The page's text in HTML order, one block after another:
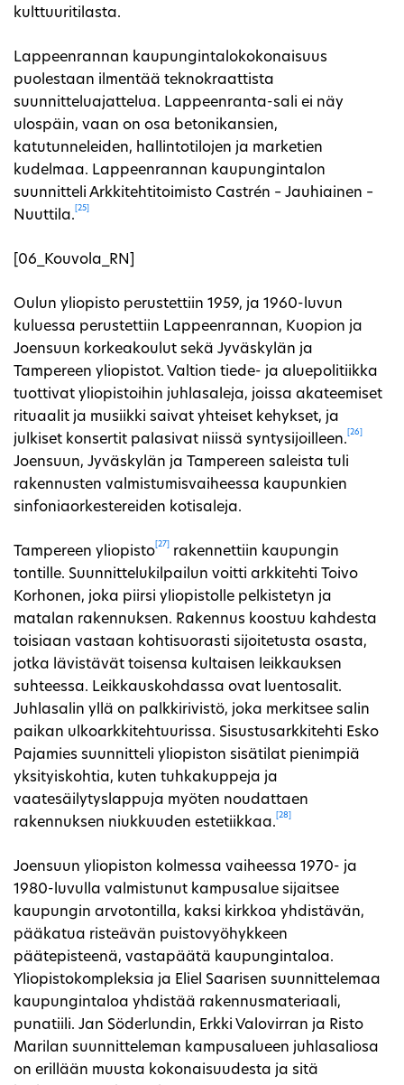
kulttuuritilasta.
Lappeenrannan kaupungintalokokonaisuus
puolestaan ilmentää teknokraattista
suunnitteluajattelua. Lappeenranta-sali ei näy
ulospäin, vaan on osa betonikansien,
katutunneleiden, hallintotilojen ja marketien
kudelmaa. Lappeenrannan kaupungintalon
suunnitteli Arkkitehtitoimisto Castrén – Jauhiainen –
Nuuttila.
[25]
[06_Kouvola_RN]
Oulun yliopisto perustettiin 1959, ja 1960-luvun
kuluessa perustettiin Lappeenrannan, Kuopion ja
Joensuun korkeakoulut sekä Jyväskylän ja
Tampereen yliopistot. Valtion tiede- ja aluepolitiikka
tuottivat yliopistoihin juhlasaleja, joissa akateemiset
rituaalit ja musiikki saivat yhteiset kehykset, ja
julkiset konsertit palasivat niissä syntysijoilleen.
[26]
Joensuun, Jyväskylän ja Tampereen saleista tuli
rakennusten valmistumisvaiheessa kaupunkien
sinfoniaorkestereiden kotisaleja.
Tampereen yliopisto
[27]
rakennettiin kaupungin
tontille. Suunnittelukilpailun voitti arkkitehti Toivo
Korhonen, joka piirsi yliopistolle pelkistetyn ja
matalan rakennuksen. Rakennus koostuu kahdesta
toisiaan vastaan kohtisuorasti sijoitetusta osasta,
jotka lävistävät toisensa kultaisen leikkauksen
suhteessa. Leikkauskohdassa ovat luentosalit.
Juhlasalin yllä on palkkirivistö, joka merkitsee salin
paikan ulkoarkkitehtuurissa. Sisustusarkkitehti Esko
Pajamies suunnitteli yliopiston sisätilat pienimpiä
yksityiskohtia, kuten tuhkakuppeja ja
vaatesäilytyslappuja myöten noudattaen
rakennuksen niukkuuden estetiikkaa.
[28]
Joensuun yliopiston kolmessa vaiheessa 1970- ja
1980-luvulla valmistunut kampusalue sijaitsee
kaupungin arvotontilla, kaksi kirkkoa yhdistävän,
pääkatua risteävän puistovyöhykkeen
päätepisteenä, vastapäätä kaupungintaloa.
Yliopistokompleksia ja Eliel Saarisen suunnittelemaa
kaupungintaloa yhdistää rakennusmateriaali,
punatiili. Jan Söderlundin, Erkki Valovirran ja Risto
Marilan suunnitteleman kampusalueen juhlasaliosa
on erillään muusta kokonaisuudesta ja sitä